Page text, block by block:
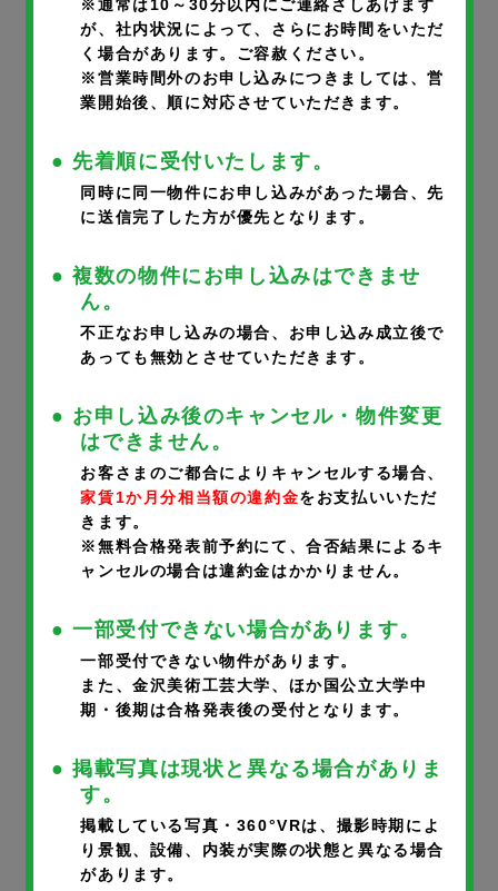
部屋番号※
申込者氏名※
携帯番号 ※
メールアドレス※
※ご入力いただいたメールアドレスに完了メールが届きます。
※携帯のアドレスの方は、宛先指定受信で@noka.co.jpをご登録
ください。
※通常は10～30分以内にご連絡さしあげます
が、社内状況によって、さらにお時間をいただ
く場合があります。ご容赦ください。
※営業時間外のお申し込みにつきましては、営
業開始後、順に対応させていただきます。
● 先着順に受付いたします。
同時に同一物件にお申し込みがあった場合、先
に送信完了した方が優先となります。
● 複数の物件にお申し込みはできませ
ん。
不正なお申し込みの場合、お申し込み成立後で
あっても無効とさせていただきます。
● お申し込み後のキャンセル・物件変更
はできません。
お客さまのご都合によりキャンセルする場合、
家賃1か月分相当額の違約金をお支払いいただ
きます。
※無料合格発表前予約にて、合否結果によるキ
ャンセルの場合は違約金はかかりません。
● 一部受付できない場合があります。
一部受付できない物件があります。
また、金沢美術工芸大学、ほか国公立大学中
期・後期は合格発表後の受付となります。
● 掲載写真は現状と異なる場合がありま
す。
掲載している写真・360°VRは、撮影時期によ
り景観、設備、内装が実際の状態と異なる場合
があります。